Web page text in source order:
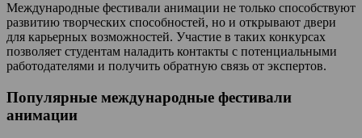
Международные фестивали анимации не только способствуют
развитию творческих способностей, но и открывают двери
для карьерных возможностей. Участие в таких конкурсах
позволяет студентам наладить контакты с потенциальными
работодателями и получить обратную связь от экспертов.
Популярные международные фестивали
анимации